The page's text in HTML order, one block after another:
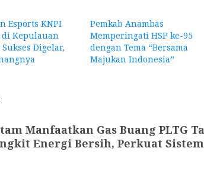
Esports KNPI
di Kepulauan
Digelar,
Pemkab Anambas
Memperingati HSP ke-95
dengan Tema “Bersama
Majukan Indonesia”
Manfaatkan Gas Buang PLTG
Energi Bersih, Perkuat